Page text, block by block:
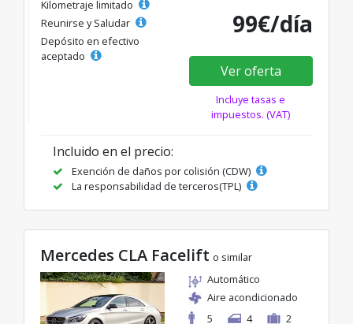
Kilometraje limitado
Reunirse y Saludar
Depósito en efectivo
aceptado
99€/día
Ver oferta
Incluye tasas e
impuestos. (VAT)
Incluido en el precio:
Exención de daños por colisión (CDW)
La responsabilidad de terceros(TPL)
Mercedes CLA Facelift o similar
Automático
Aire acondicionado
5
4 2